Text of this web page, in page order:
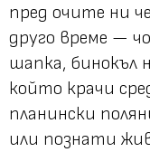
пред очите ни
друго време —
шапка, бинокъл
който крачи
планински
или познати